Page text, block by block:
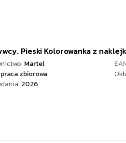
Pieski Kolorowanka z
Martel
praca zbiorowa
2026